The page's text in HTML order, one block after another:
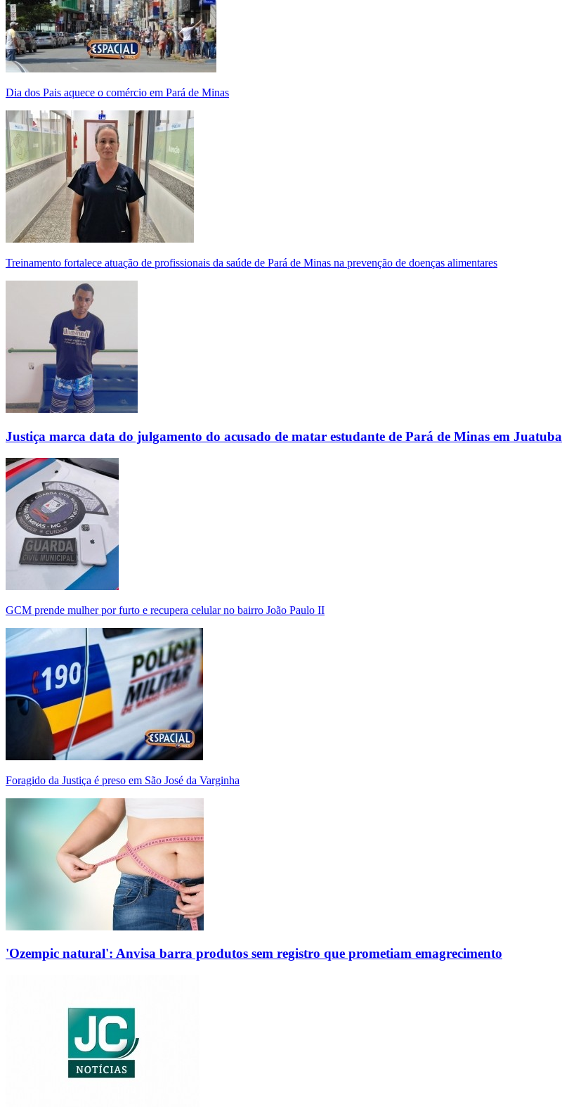
Dia dos Pais aquece o comércio em Pará de Minas
Treinamento fortalece atuação de profissionais da saúde de Pará de Minas na prevenção de doenças alimentares
Justiça marca data do julgamento do acusado de matar estudante de Pará de Minas em Juatuba
GCM prende mulher por furto e recupera celular no bairro João Paulo II
Foragido da Justiça é preso em São José da Varginha
'Ozempic natural': Anvisa barra produtos sem registro que prometiam emagrecimento